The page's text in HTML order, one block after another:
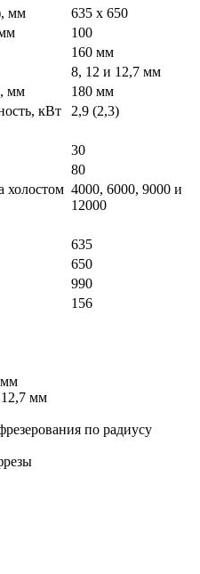
мм
635 х 650
100
160 мм
8, 12 и 12,7 мм
мм
180 мм
кВт
2,9 (2,3)
30
80
холостом 4000, 6000, 9000 и
12000
635
650
990
156
мм
по радиусу